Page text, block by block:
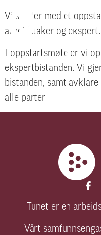
Vi starter med et
arbeidstaker og ekspert.
I oppstartsmøte er vi
ekspertbistanden. Vi
bistanden, samt
alle parter
Tunet er en
Vårt